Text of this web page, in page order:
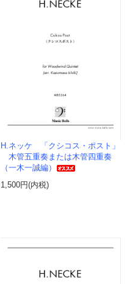
H.ネッケ 「クシコス・ポスト」
木管五重奏または木管四重奏
（一木一誠編）
1,500円(内税)